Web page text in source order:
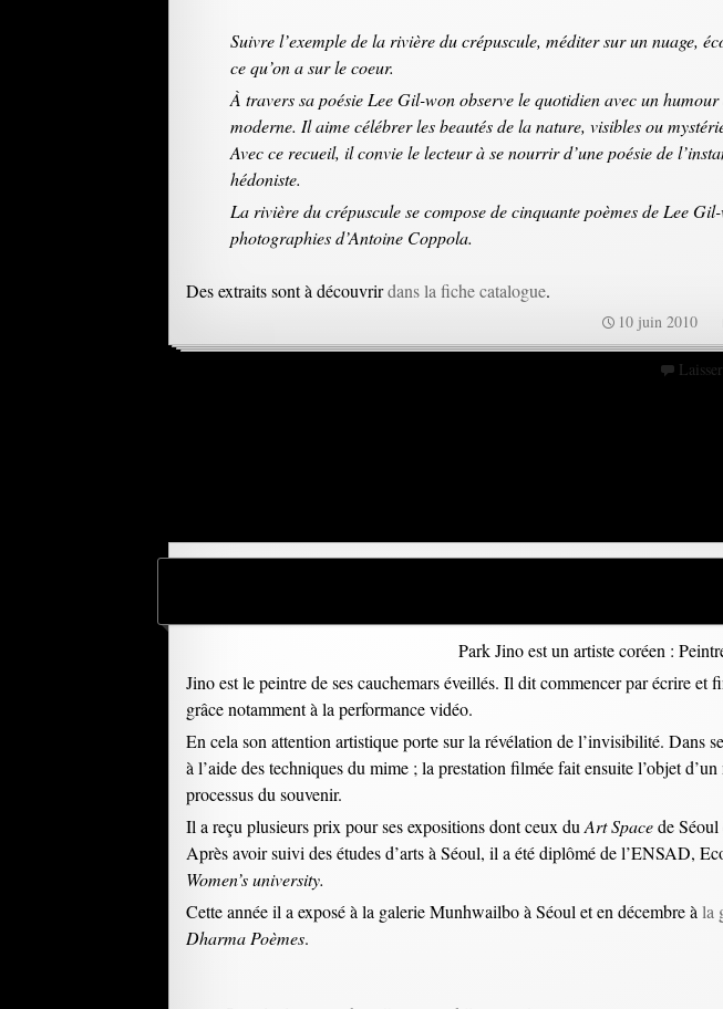
Suivre l’exemple de la rivière du crépuscule, méditer sur un nuage,
ce qu’on a sur le coeur.
À travers sa poésie Lee Gil-won observe le quotidien avec un
moderne. Il aime célébrer les beautés de la nature, visibles ou
Avec ce recueil, il convie le lecteur à se nourrir d’une poésie de
hédoniste.
La rivière du crépuscule se compose de cinquante poèmes de Lee
photographies d’Antoine Coppola.
Des extraits sont à découvrirdans la fiche catalogue.
10 juin 2010
Park Jino est un artiste coréen :
Jino est le peintre de ses cauchemars éveillés. Il dit commencer par écrire
grâce notamment à la performance vidéo.
En cela son attention artistique porte sur la révélation de l’invisibilité. Dans
à l’aide des techniques du mime ; la prestation filmée fait ensuite l’objet
processus du souvenir.
Il a reçu plusieurs prix pour ses expositions dont ceux du Art Spacede Séoul
Après avoir suivi des études d’arts à Séoul, il a été diplômé de l’ENSAD,
Women’suniversity.
Cette année il a exposé à la galerie Munhwailbo à Séoul et en décembre à la
Dharma Poèmes.